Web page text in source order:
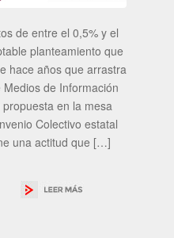
de entre el 0,5% y el
planteamiento que
hace años que arrastra
de Información
en la mesa
Colectivo estatal
una actitud que […]